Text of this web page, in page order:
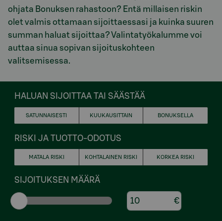
ohjata Bonuksen rahastoon? Entä millaisen riskin
olet valmis ottamaan sijoittaessasi ja kuinka suuren
summan haluat sijoittaa? Valintatyökalumme voi
auttaa sinua sopivan sijoituskohteen
valitsemisessa.
HALUAN SIJOITTAA TAI SÄÄSTÄÄ
SATUNNAISESTI KUUKAUSITTAIN BONUKSELLA
RISKI JA TUOTTO-ODOTUS
MATALA RISKI KOHTALAINEN RISKI KORKEA RISKI
SIJOITUKSEN MÄÄRÄ
€